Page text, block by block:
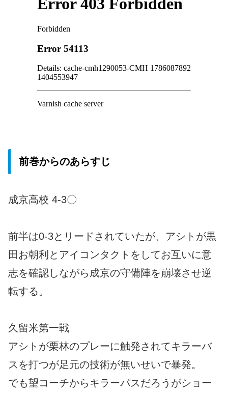
前巻からのあらすじ
成京高校 4-3〇
前半は0-3とリードされていたが、アシトが黒
田お朝利とアイコンタクトをしてお互いに意
志を確認しながら成京の守備陣を崩壊させ逆
転する。
久留米第一戦
アシトが栗林のプレーに触発されてキラーバ
スを打つが足元の技術が無いせいで暴発。
でも望コーチからキラーパスだろうがショー